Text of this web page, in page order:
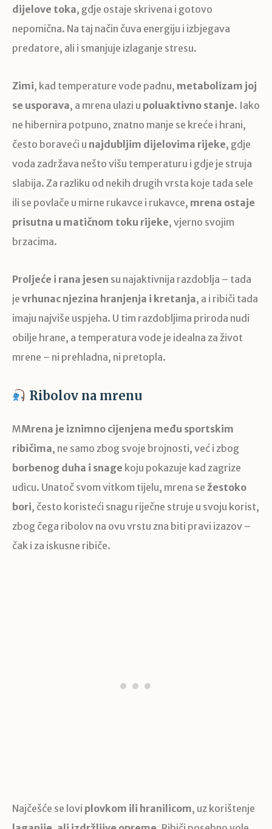
dijelove toka, gdje ostaje skrivena i gotovo
nepomična. Na taj način čuva energiju i izbjegava
predatore, ali i smanjuje izlaganje stresu.
Zimi, kad temperature vode padnu, metabolizam joj
se usporava, a mrena ulazi u poluaktivno stanje. Iako
ne hibernira potpuno, znatno manje se kreće i hrani,
često boraveći u najdubljim dijelovima rijeke, gdje
voda zadržava nešto višu temperaturu i gdje je struja
slabija. Za razliku od nekih drugih vrsta koje tada sele
ili se povlače u mirne rukavce i rukavce, mrena ostaje
prisutna u matičnom toku rijeke, vjerno svojim
brzacima.
Proljeće i rana jesen su najaktivnija razdoblja – tada
je vrhunac njezina hranjenja i kretanja, a i ribiči tada
imaju najviše uspjeha. U tim razdobljima priroda nudi
obilje hrane, a temperatura vode je idealna za život
mrene – ni prehladna, ni pretopla.
Ribolov na mrenu
MMrena je iznimno cijenjena među sportskim
ribičima, ne samo zbog svoje brojnosti, već i zbog
borbenog duha i snage koju pokazuje kad zagrize
udicu. Unatoč svom vitkom tijelu, mrena se žestoko
bori, često koristeći snagu riječne struje u svoju korist,
zbog čega ribolov na ovu vrstu zna biti pravi izazov –
čak i za iskusne ribiče.
Najčešće se lovi plovkom ili hranilicom, uz korištenje